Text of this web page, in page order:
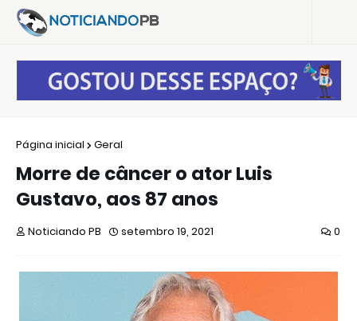
Página inicial Geral
Morre de câncer o ator Luis
Gustavo, aos 87 anos
Noticiando PB setembro 19, 2021 0